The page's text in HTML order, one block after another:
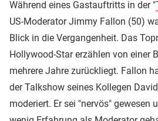
Während eines Gastauftritts in der "
US-Moderator Jimmy Fallon (50)
Blick in die Vergangenheit. Das
Hollywood-Star erzählen von einer
mehrere Jahre zurückliegt. Fallon
der Talkshow seines Kollegen
moderiert. Er sei "nervös" gewesen